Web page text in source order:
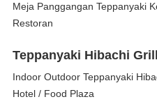
Meja Panggangan Teppanyaki
Restoran
Teppanyaki Hibachi Grill
Indoor Outdoor Teppanyaki
Hotel / Food Plaza